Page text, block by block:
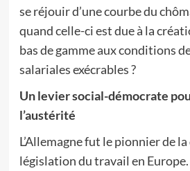
se réjouir d’une courbe du
quand celle-ci est due à la
bas de gamme aux conditions
salariales exécrables ?
Un levier social-démocrate
l’austérité
L’Allemagne fut le pionnier de
législation du travail en Europe.